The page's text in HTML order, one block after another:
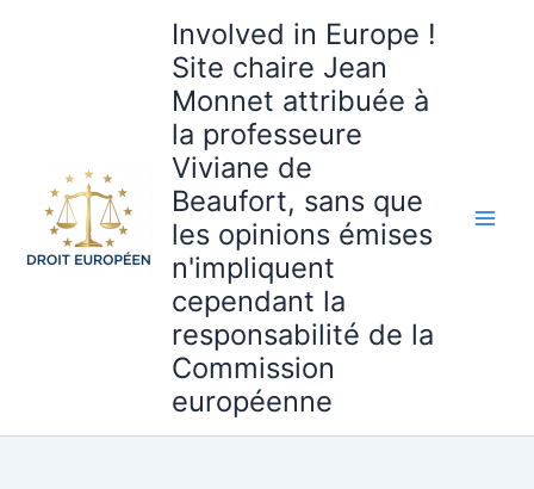
Involved in Europe !
Site chaire Jean
Monnet attribuée à
la professeure
Viviane de
Beaufort, sans que
les opinions émises
n'impliquent
cependant la
responsabilité de la
Commission
européenne